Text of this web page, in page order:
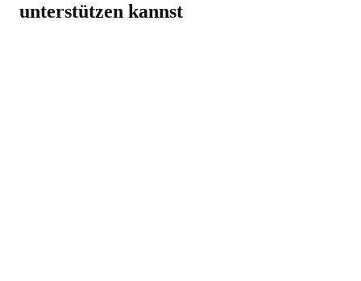
unterstützen kannst​